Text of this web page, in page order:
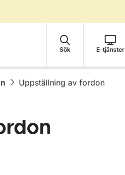
Sök E-tjänster
Uppställning av fordon